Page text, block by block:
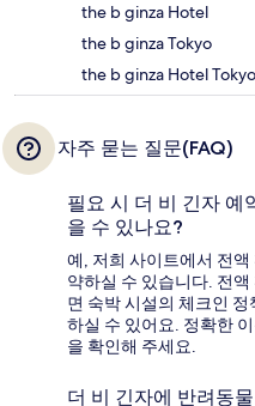
the b ginza Hotel
the b ginza Tokyo
the b ginza Hotel Tokyo
자주 묻는 질문(FAQ)
필요 시 더 비 긴자 예
을 수 있나요?
예, 저희 사이트에서 전
약하실 수 있습니다. 전
면 숙박 시설의 체크인
하실 수 있어요. 정확한
을 확인해 주세요.
더 비 긴자에 반려동